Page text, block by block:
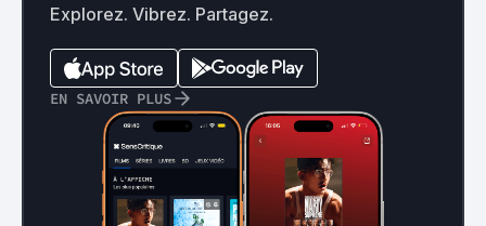
Explorez. Vibrez. Partagez.
EN SAVOIR PLUS